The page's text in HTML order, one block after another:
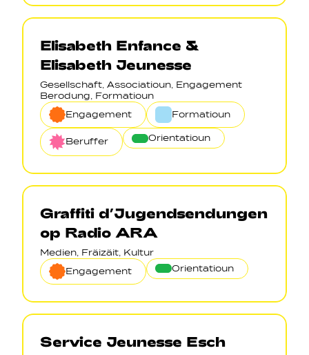
Elisabeth Enfance &
Elisabeth Jeunesse
Gesellschaft, Associatioun, Engagement
Berodung, Formatioun
Engagement
Formatioun
Beruffer Orientatioun
Graffiti d’Jugendsendungen
op Radio ARA
Medien, Fräizäit, Kultur
Engagement
Orientatioun
Service Jeunesse Esch